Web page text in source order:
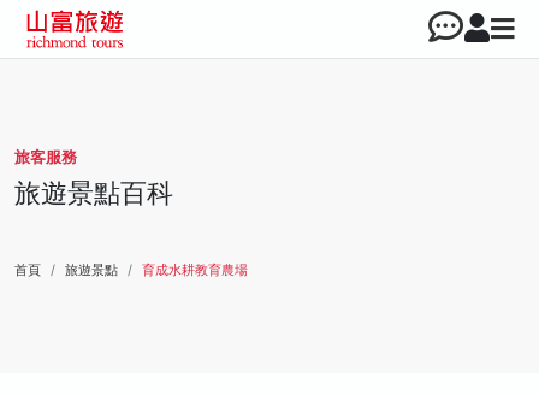
旅客服務
旅遊景點百科
首頁 旅遊景點 育成水耕教育農場